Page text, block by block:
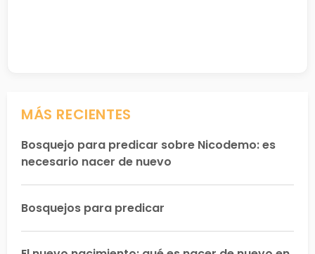
MÁS RECIENTES
Bosquejo para predicar sobre Nicodemo: es
necesario nacer de nuevo
Bosquejos para predicar